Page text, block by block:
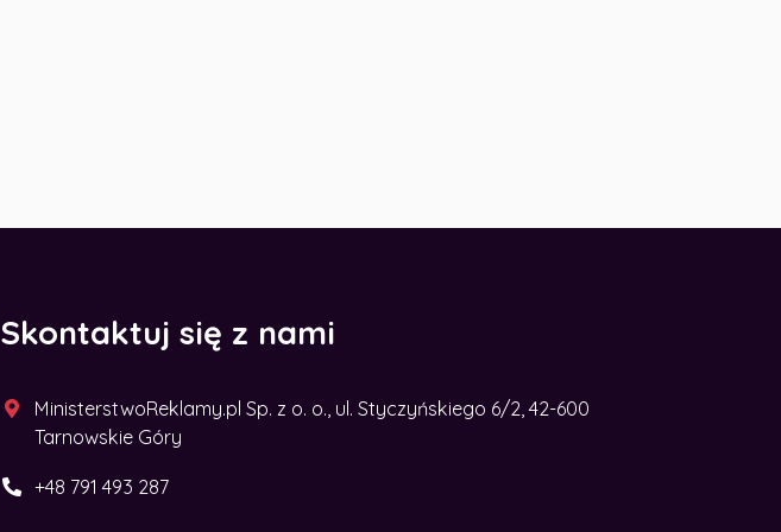
Skontaktuj się z nami
MinisterstwoReklamy.pl Sp. z o. o., ul. Styczyńskiego 6/2, 42-600
Tarnowskie Góry
+48 791 493 287